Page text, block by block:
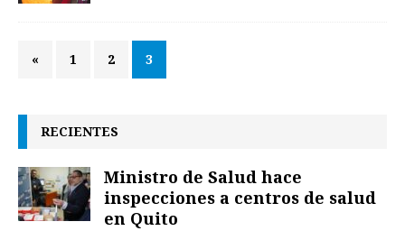
« 1 2 3
RECIENTES
Ministro de Salud hace
inspecciones a centros de salud
en Quito